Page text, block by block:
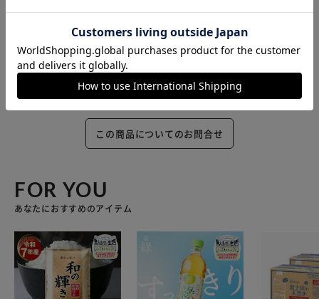
この商品についてのお問合せ
FOR YOU
あなたにおすすめのアイテム